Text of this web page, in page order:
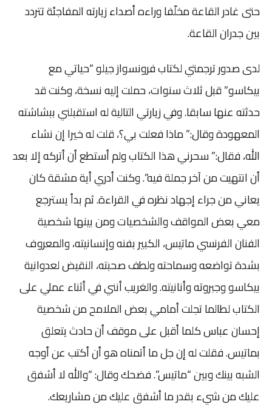
حتى غادر القاعة مخلّفا وراءه أصداء زيارته المفاجئة تتردد
بين جدران القاعة.
لدى صدور ترجمتي لكتاب فرونسواز جيلو “حياتي مع
بيكاسو” قبل ثلاث سنوات، حملت إليه نسخة، وكنت قد
حدثته عنها سابقا. وفي زيارتي التالية له استقبلني ببشاشته
المعهودة وقال:” ماذا فعلت بي؟، قلت له خيرا إن نشاء
الله، فقال:” سحرني هذا الكتاب ولم أستطع أن أتركه إلا بعد
أن انتهيت من آخر جملة فيه”. وكنت أدري أية مشقة كان
يعاني من جراء إجهاد نظره في القراءة. ثم بدأ يسترجع
معي بعض المواقف والشخصيات ومن بينها شخصية
الفنان الفرنسي ماتيس، الكبير بفنه وإنسانيته، والمعروف
بشدة تواضعه وسماحته ولطف صحبته، النقيض لعدوانية
بيكاسو وجبروته وأنانيته. والغريب أنني في أثناء عملي على
الكتاب لطالما تجلت أمامي بعض الملامح من شخصية
إحسان عباس كلما أقبل على موقف أن حادث يتعلق
بماتيس. فقلت له إن جل ما أتمناه هو أن أكتب عن أوجه
الشبه بينك وبين “ماتيس”. فضحك وقال: “والله لا أشفق
عليك من شيء بقدر ما أشفق عليك من مشاريعك.